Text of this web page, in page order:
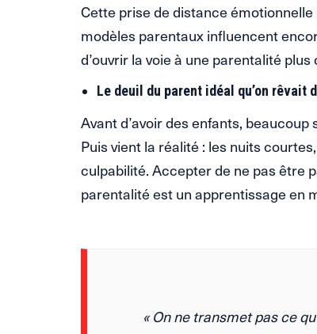
Cette prise de distance
modèles parentaux influencent
d’ouvrir la voie à une parentalité
Le deuil du parent idéal qu’on rêvait
Avant d’avoir des enfants,
Puis vient la réalité : les nuits
culpabilité. Accepter de ne pas être
parentalité est un apprentissage en
« On ne transmet pas ce